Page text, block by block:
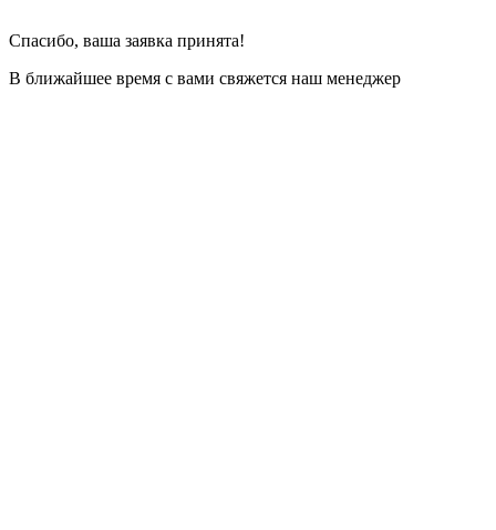
Спасибо, ваша заявка принята!
В ближайшее время с вами свяжется наш менеджер